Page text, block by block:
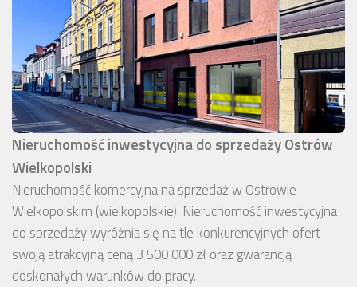
Nieruchomość inwestycyjna do sprzedaży Ostrów
Wielkopolski
Nieruchomość komercyjna na sprzedaż w Ostrowie
Wielkopolskim (wielkopolskie). Nieruchomość inwestycyjna
do sprzedaży wyróżnia się na tle konkurencyjnych ofert
swoją atrakcyjną ceną 3 500 000 zł oraz gwarancją
doskonałych warunków do pracy.